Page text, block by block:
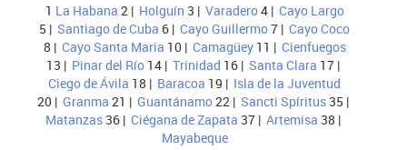
1 La Habana 2 | Holguín 3 | Varadero4 | Cayo Largo
5 | Santiago de Cuba 6 | Cayo Guillermo7 | Cayo Coco
8 | Cayo Santa Maria 10 | Camagüey11 | Cienfuegos
13 | Pinar del Río 14 | Trinidad 16 | Santa Clara 17 |
Ciego de Ávila 18 | Baracoa 19 | Isla de la Juventud
20 | Granma 21 | Guantánamo22 | Sancti Spíritus 35 |
Matanzas 36 | Ciégana de Zapata 37 | Artemisa 38 |
Mayabeque